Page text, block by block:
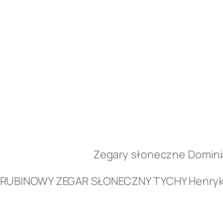
Zegary słoneczne
RUBINOWY ZEGAR SŁONECZNY TYCHY